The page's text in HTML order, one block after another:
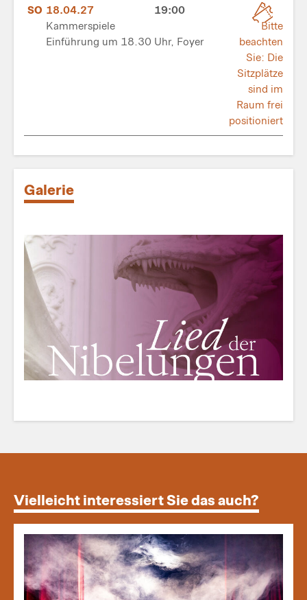
SO 18.04.27
19:00
Kammerspiele
Einführung um 18.30 Uhr, Foyer
Bitte
beachten
Sie: Die
Sitzplätze
sind im
Raum frei
positioniert
Galerie
Vielleicht interessiert Sie das auch?